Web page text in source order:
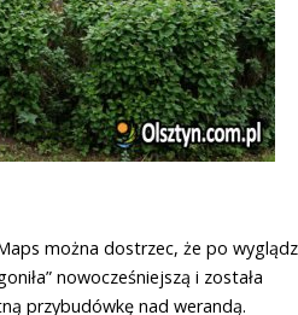
można dostrzec, że po
nowocześniejszą i została
przybudówkę nad werandą.